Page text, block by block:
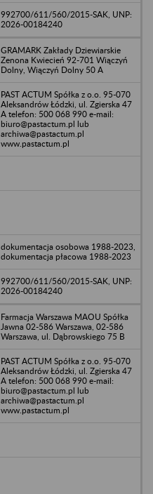
992700/611/560/2015-SAK, UNP:
2026-00184240
GRAMARK Zakłady Dziewiarskie
Zenona Kwiecień 92-701 Wiączyń
Dolny, Wiączyń Dolny 50 A
PAST ACTUM Spółka z o.o. 95-070
Aleksandrów Łódzki, ul. Zgierska 47
A telefon: 500 068 990 e-mail:
biuro@pastactum.pl lub
archiwa@pastactum.pl
www.pastactum.pl
dokumentacja osobowa 1988-2023,
dokumentacja płacowa 1988-2023
992700/611/560/2015-SAK, UNP:
2026-00184240
Farmacja Warszawa MAOU Spółka
Jawna 02-586 Warszawa, 02-586
Warszawa, ul. Dąbrowskiego 75 B
PAST ACTUM Spółka z o.o. 95-070
Aleksandrów Łódzki, ul. Zgierska 47
A telefon: 500 068 990 e-mail:
biuro@pastactum.pl lub
archiwa@pastactum.pl
www.pastactum.pl